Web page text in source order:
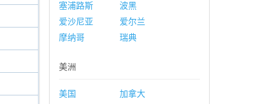
塞浦路斯
波黑
爱沙尼亚
爱尔兰
摩纳哥
瑞典
美洲
美国
加拿大